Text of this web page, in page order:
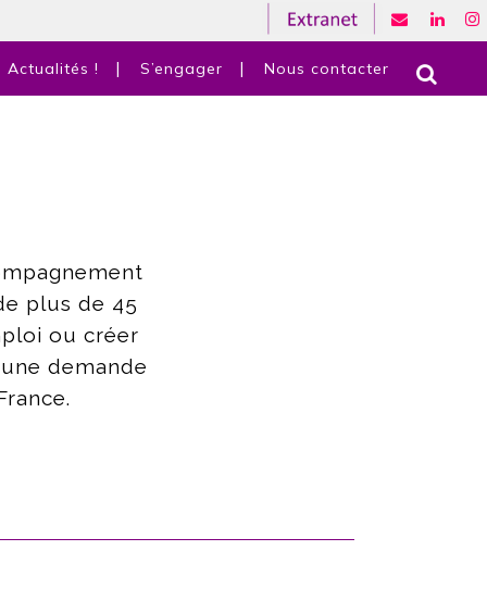
Actualités ! S’engager Nous contacter
plus de 45
ou créer
demande